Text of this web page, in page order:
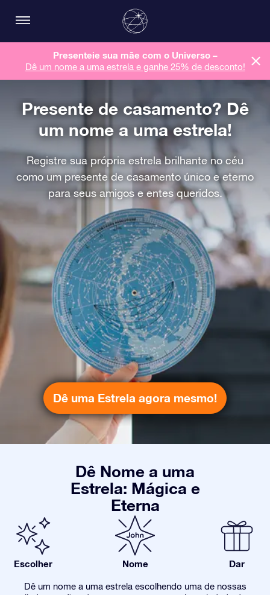
Presenteie sua mãe com o Universo –
Dê um nome a uma estrela e ganhe 25% de desconto!
Presente de casamento? Dê
um nome a uma estrela!
Registre sua própria estrela brilhante no céu
como um presente de casamento único e eterno
para seus amigos e entes queridos.
Dê uma Estrela agora mesmo!
Dê Nome a uma
Estrela: Mágica e
Eterna
Escolher Nome Dar
Dê um nome a uma estrela escolhendo uma de nossas